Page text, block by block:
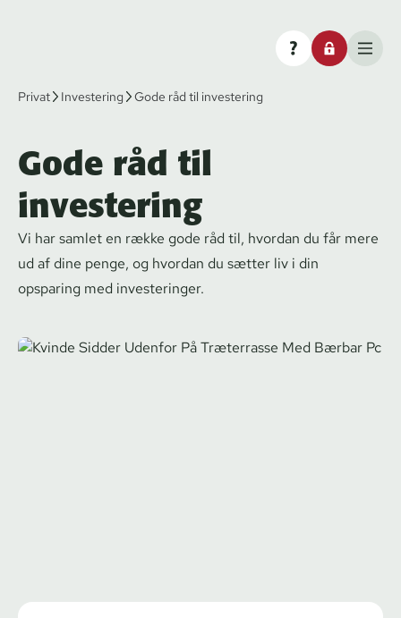
Privat Investering Gode råd til investering
Gode råd til
investering
Vi har samlet en række gode råd til, hvordan du får mere
ud af dine penge, og hvordan du sætter liv i din
opsparing med investeringer.